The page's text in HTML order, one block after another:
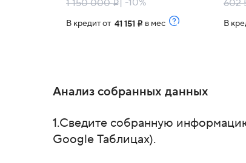
1 150 000i| -10%
В кредит от 41 151 i в мес
602
В
Анализ собранных данных
1.Сведите собранную
Google Таблицах).